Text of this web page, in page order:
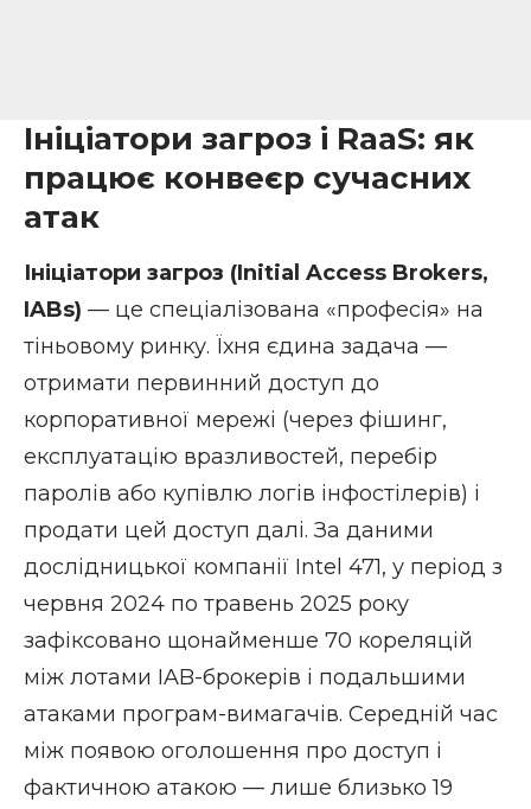
Ініціатори загроз і RaaS: як
працює конвеєр сучасних
атак
Ініціатори загроз (Initial Access Brokers,
IABs) — це спеціалізована «професія» на
тіньовому ринку. Їхня єдина задача —
отримати первинний доступ до
корпоративної мережі (через фішинг,
експлуатацію вразливостей, перебір
паролів або купівлю логів інфостілерів) і
продати цей доступ далі. За даними
дослідницької компанії Intel 471, у період з
червня 2024 по травень 2025 року
зафіксовано щонайменше 70 кореляцій
між лотами IAB-брокерів і подальшими
атаками програм-вимагачів. Середній час
між появою оголошення про доступ і
фактичною атакою — лише близько 19